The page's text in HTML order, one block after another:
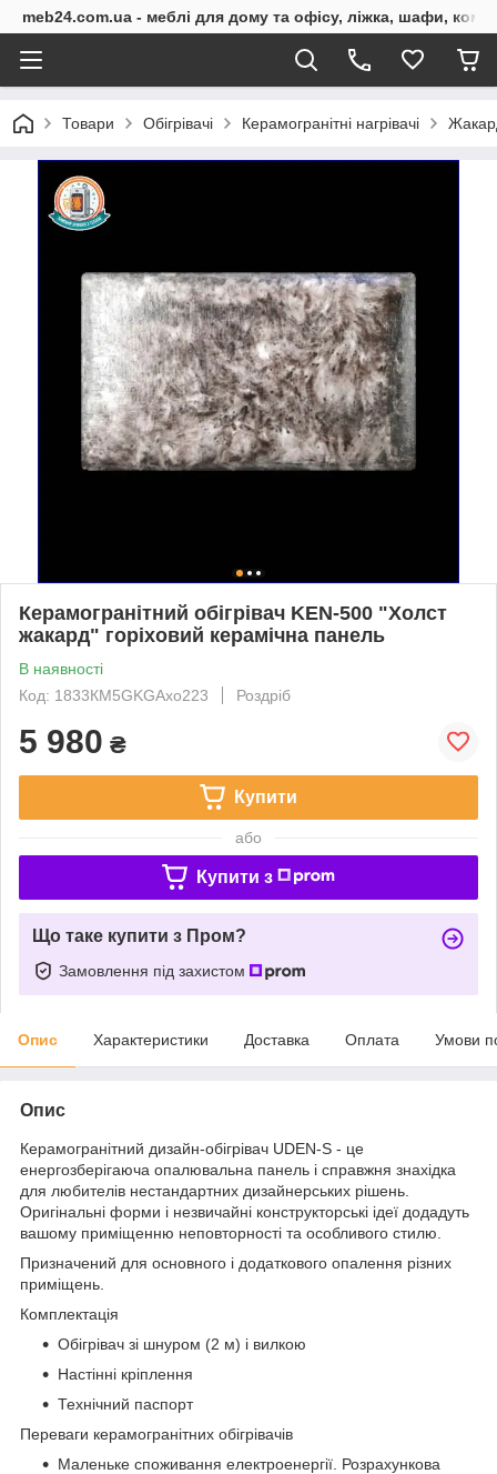
meb24.com.ua - меблі для дому та офісу, ліжка, шафи,
Товари Обігрівачі Керамогранітні нагрівачі
Керамогранітний обігрівач KEN-500 "Холст
жакард" горіховий керамічна панель
В наявності
Код: 1833КМ5GKGAxo223
Роздріб
5 980 ₴
Купити
або
Купити з
Що таке купити з Пром?
Замовлення під захистом
Опис Характеристики Доставка Оплата Умови
Опис
Керамогранітний дизайн-обігрівач UDEN-S - це
енергозберігаюча опалювальна панель і справжня знахідка
для любителів нестандартних дизайнерських рішень.
Оригінальні форми і незвичайні конструкторські ідеї додадуть
вашому приміщенню неповторності та особливого стилю.
Призначений для основного і додаткового опалення різних
приміщень.
Комплектація
Обігрівач зі шнуром (2 м) і вилкою
Настінні кріплення
Технічний паспорт
Переваги керамогранітних обігрівачів
Маленьке споживання електроенергії. Розрахункова